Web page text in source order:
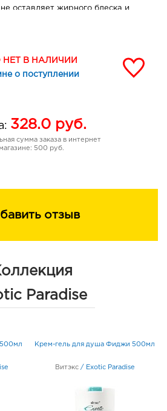
оставляет жирного блеска и
НЕТ В НАЛИЧИИ
о поступлении
328.0 руб.
сумма заказа в интернет
магазине: 500 руб.
отзыв
Paradise
500мл Крем-гель для душа Фиджи 500мл
Витэкс / Exotic Paradise